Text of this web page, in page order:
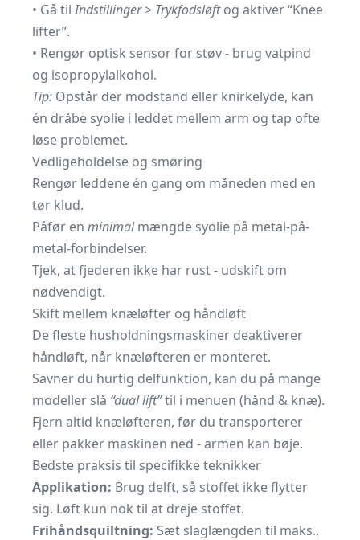
• Gå tilIndstillinger > Trykfodsløftog aktiver “Knee
lifter”.
• Rengør optisk sensor for støv - brug vatpind
og isopropylalkohol.
Tip: Opstår der modstand eller knirkelyde, kan
én dråbe syolie i leddet mellem arm og tap ofte
løse problemet.
Vedligeholdelse og smøring
Rengør leddene én gang om måneden med en
tør klud.
Påfør en minimalmængde syolie på metal-på-
metal-forbindelser.
Tjek, at fjederen ikke har rust - udskift om
nødvendigt.
Skift mellem knæløfter og håndløft
De fleste husholdningsmaskiner deaktiverer
håndløft, når knæløfteren er monteret.
Savner du hurtig delfunktion, kan du på mange
modeller slå “dual lift”til i menuen (hånd & knæ).
Fjern altid knæløfteren, før du transporterer
eller pakker maskinen ned - armen kan bøje.
Bedste praksis til specifikke teknikker
Applikation: Brug delft, så stoffet ikke flytter
sig. Løft kun nok til at dreje stoffet.
Frihåndsquiltning: Sæt slaglængden til maks.,